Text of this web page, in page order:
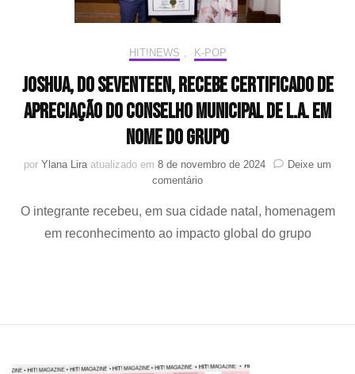
HIT!NEWS K-POP
Joshua, do SEVENTEEN, recebe certificado de
apreciação do Conselho Municipal de L.A. em
nome do grupo
por Ylana Lira atualizado em 8 de novembro de 2024
Deixe um
comentárioem
do
SEVENTEEN,
recebe
Conselho
L.A.
O integrante recebeu, em sua cidade natal, homenagem
em reconhecimento ao impacto global do grupo